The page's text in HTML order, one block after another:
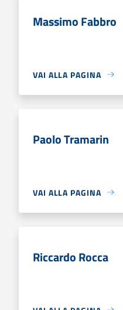
Massimo Fabbro
VAI ALLA PAGINA
Paolo Tramarin
VAI ALLA PAGINA
Riccardo Rocca